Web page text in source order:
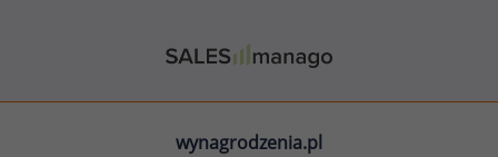
wynagrodzenia.pl